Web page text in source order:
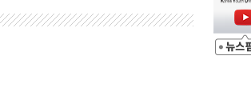
48.54% vs 鄭 44.40%
청래 45.71% 송영길 6.92%
민석 46.35% 송영길 5.83%